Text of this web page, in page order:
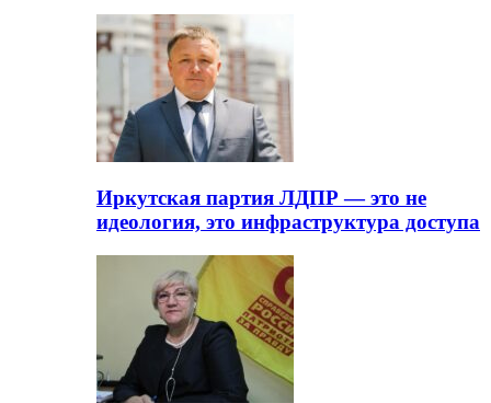
Иркутская партия ЛДПР — это не
идеология, это инфраструктура доступа